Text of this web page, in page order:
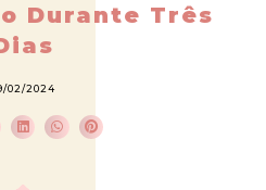
Durante Três
02/2024